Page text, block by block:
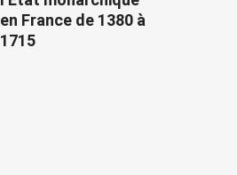
en France de 1380 à
1715